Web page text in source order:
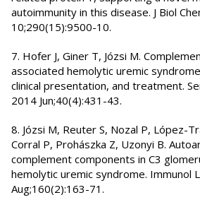
autoimmunity in this disease. J Biol
10;290(15):9500-10.
7. Hofer J, Giner T, Józsi M.
associated hemolytic uremic
clinical presentation, and treatment.
2014 Jun;40(4):431-43.
8. Józsi M, Reuter S, Nozal P, López-
Corral P, Prohászka Z, Uzonyi B.
complement components in C3
hemolytic uremic syndrome. Immunol
Aug;160(2):163-71.